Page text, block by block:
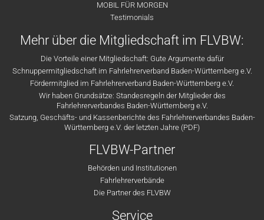
MOBIL FÜR MORGEN
Testimonials
Mehr über die Mitgliedschaft im FLVBW:
Die Vorteile einer Mitgliedschaft: Gute Argumente dafür
Schnuppermitgliedschaft im Fahrlehrerverband Baden-Württemberg e.V.
Fördermitglied im Fahrlehrerverband Baden-Württemberg e.V.
Wir haben Grundsätze: Standesregeln der Mitglieder des
Fahrlehrerverbandes Baden-Württemberg e.V.
Satzung, Geschäfts- und Kassenberichte des Fahrlehrerverbandes Baden-
Württemberg e.V. der letzten Jahre (PDF)
FLVBW-Partner
Behörden und Institutionen
Fahrlehrerverbände
Die Partner des FLVBW
Service